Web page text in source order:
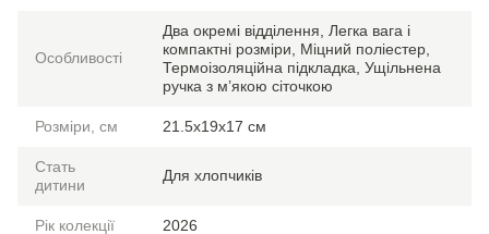
Особливості
Два окремі відділення, Легка вага і
компактні розміри, Міцний поліестер,
Термоізоляційна підкладка, Ущільнена
ручка з м’якою сіточкою
Розміри, см 21.5x19x17 см
Стать
дитини
Для хлопчиків
Рік колекції 2026